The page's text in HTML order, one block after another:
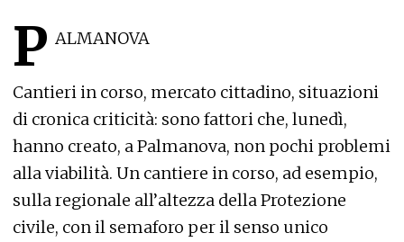
P ALMANOVA
Cantieri in corso, mercato cittadino, situazioni
di cronica criticità: sono fattori che, lunedì,
hanno creato, a Palmanova, non pochi problemi
alla viabilità. Un cantiere in corso, ad esempio,
sulla regionale all’altezza della Protezione
civile, con il semaforo per il senso unico